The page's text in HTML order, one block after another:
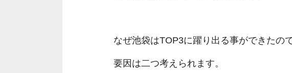
なぜ池袋はTOP3に躍り出る事ができたの
要因は二つ考えられます。